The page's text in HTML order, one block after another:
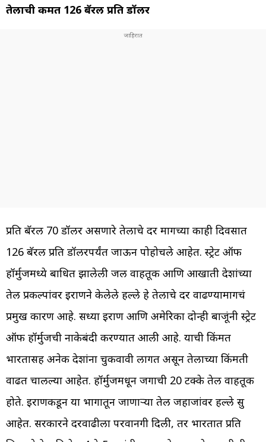
तेलाची किंमत 126 बॅरल प्रति डॉलर
प्रति बॅरल 70 डॉलर असणारे तेलाचे दर मागच्या काही दिवसात
126 बॅरल प्रति डॉलरपर्यंत जाऊन पोहोचले आहेत. स्ट्रेट ऑफ
हॉर्मुजमध्ये बाधित झालेली जल वाहतूक आणि आखाती देशांच्या
तेल प्रकल्पांवर इराणने केलेले हल्ले हे तेलाचे दर वाढण्यामागचं
प्रमुख कारण आहे. सध्या इराण आणि अमेरिका दोन्ही बाजूंनी स्ट्रेट
ऑफ हॉर्मुजची नाकेबंदी करण्यात आली आहे. याची किंमत
भारतासह अनेक देशांना चुकवावी लागत असून तेलाच्या किंमती
वाढत चालल्या आहेत. हॉर्मुजमधून जगाची 20 टक्के तेल वाहतूक
होते. इराणकडून या भागातून जाणाऱ्या तेल जहाजांवर हल्ले सुरु
आहेत. सरकारने दरवाढीला परवानगी दिली, तर भारतात प्रति